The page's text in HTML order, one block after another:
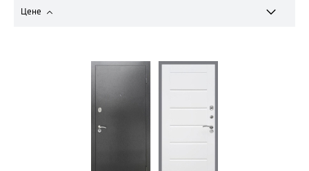
Цене